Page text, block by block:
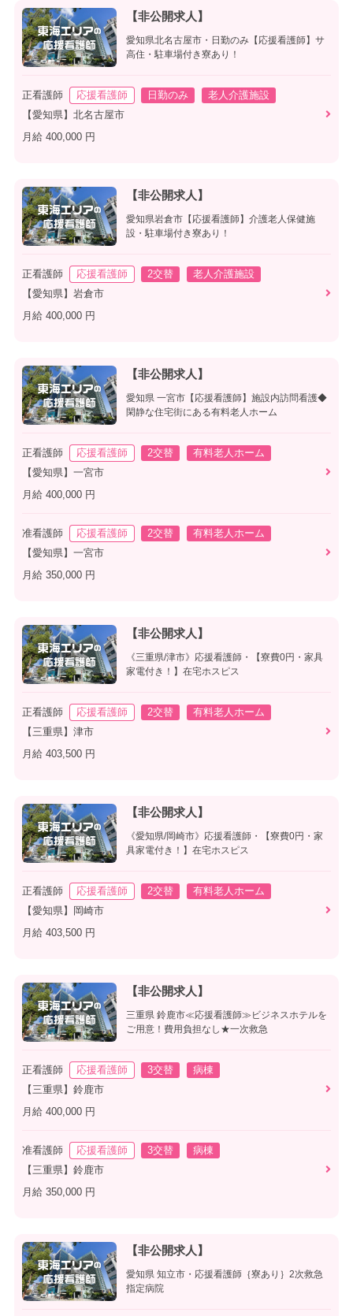
【非公開求人】
愛知県北名古屋市・日勤のみ【応援看護師】サ
高住・駐車場付き寮あり！
正看護師 応援看護師 日勤のみ
老人介護施設
【愛知県】北名古屋市
月給 400,000 円
【非公開求人】
愛知県岩倉市【応援看護師】介護老人保健施
設・駐車場付き寮あり！
正看護師 応援看護師 2交替
老人介護施設
【愛知県】岩倉市
月給 400,000 円
【非公開求人】
愛知県 一宮市【応援看護師】施設内訪問看護◆
閑静な住宅街にある有料老人ホーム
正看護師 応援看護師 2交替
有料老人ホーム
【愛知県】一宮市
月給 400,000 円
准看護師 応援看護師 2交替
有料老人ホーム
【愛知県】一宮市
月給 350,000 円
【非公開求人】
《三重県/津市》応援看護師・【寮費0円・家具
家電付き！】在宅ホスピス
正看護師 応援看護師 2交替
有料老人ホーム
【三重県】津市
月給 403,500 円
【非公開求人】
《愛知県/岡崎市》応援看護師・【寮費0円・家
具家電付き！】在宅ホスピス
正看護師 応援看護師 2交替
有料老人ホーム
【愛知県】岡崎市
月給 403,500 円
【非公開求人】
三重県 鈴鹿市≪応援看護師≫ビジネスホテルを
ご用意！費用負担なし★一次救急
正看護師 応援看護師 3交替
病棟
【三重県】鈴鹿市
月給 400,000 円
准看護師 応援看護師 3交替
病棟
【三重県】鈴鹿市
月給 350,000 円
【非公開求人】
愛知県 知立市・応援看護師｛寮あり｝2次救急
指定病院